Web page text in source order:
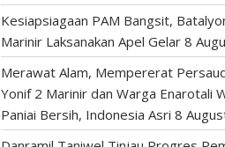
Kesiapsiagaan PAM Bangsit,
Marinir Laksanakan Apel Gelar 8
Merawat Alam, Mempererat
Yonif 2 Marinir dan Warga Enarotali
Paniai Bersih, Indonesia Asri 8